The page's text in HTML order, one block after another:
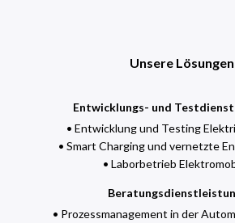
Unsere Lösungen
Entwicklungs- und
• Entwicklung und Testing
• Smart Charging und vernetzte
• Laborbetrieb
• Prozessmanagement in der